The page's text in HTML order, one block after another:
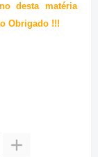
desta matéria
Obrigado !!!